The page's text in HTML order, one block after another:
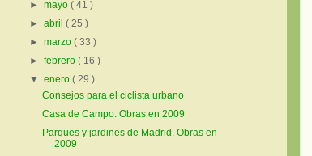
►mayo( 41 )
►abril( 25 )
►marzo( 33 )
►febrero( 16 )
▼enero( 29 )
Consejos para el ciclista urbano
Casa de Campo. Obras en 2009
Parques y jardines de Madrid. Obras en
2009